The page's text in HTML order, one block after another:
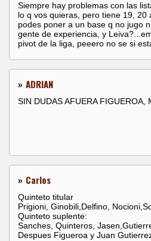
Siempre hay problemas con las
lo q vos quieras, pero tiene 19,
podes poner a un base q no jugo
gente de experiencia, y
pivot de la liga, peeero no se si
» ADRIAN
SIN DUDAS AFUERA FIGUEROA,
» Carlos
Quinteto titular
Prigioni, Ginobili,Delfino,
Quinteto suplente:
Sanches, Quinteros,
Despues Figueroa y Juan